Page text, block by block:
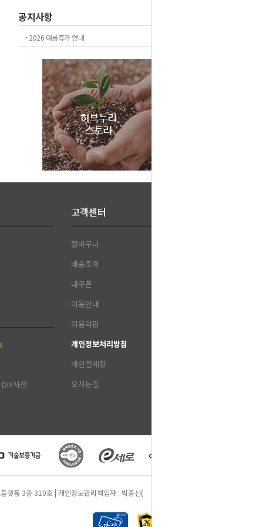
공지사항
-2026 여름휴가 안내
사전
고객센터
장바구니
배송조회
내쿠폰
이용안내
이용약관
개인정보처리방침
개인결제창
오시는길
랫폼 3층 310호 | 개인정보관리책임자 : 박종선(